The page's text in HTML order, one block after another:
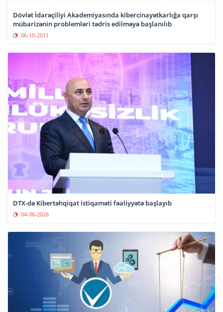
Dövlət İdarəçiliyi Akademiyasında kibercinayətkarlığa qarşı
mübarizənin problemləri tədris edilməyə başlanılıb
06-10-2011
DTX-də Kibertəhqiqat istiqaməti fəaliyyətə başlayıb
04-06-2026